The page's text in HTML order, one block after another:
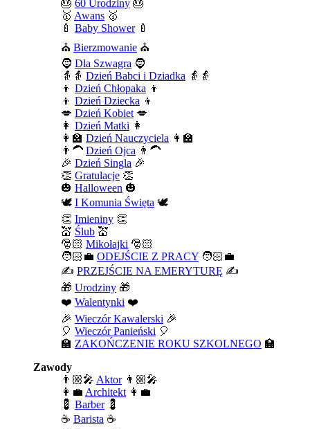
🎂 60 Urodziny 🎂
🥇 Awans 🥇
🍼 Baby Shower🍼
⛪ Bierzmowanie ⛪
🧔 Dla Szwagra 🧔
👵👵 Dzień Babci i Dziadka 👵👵
👦 Dzień Chłopaka 👦
👦 Dzień Dziecka 👦
💋 Dzień Kobiet 💋
👩 Dzień Matki 👩
👩‍🏫 Dzień Nauczyciela 👩‍🏫
👨‍🦱 Dzień Ojca 👨‍🦱
🎉 Dzień Singla 🎉
👏 Gratulacje 👏
🎃 Halloween 🎃
🕊️ I Komunia Święta 🕊️
👏 Imieniny 👏
💒 Ślub 💒
🎅🏻 Mikołajki 🎅🏻
🧑🏻‍💼 ODEJŚCIE Z PRACY 🧑🏻‍💼
✍️ PRZEJŚCIE NA EMERYTURĘ ✍️
🎁 Urodziny 🎁
❤️ Walentynki ❤️
🎉 Wieczór Kawalerski 🎉
🎈 Wieczór Panieński 🎈
🏫 ZAKOŃCZENIE ROKU SZKOLNEGO 🏫
Zawody
👨🏼‍🎤 Aktor👨🏼‍🎤
👩‍💼 Architekt 👩‍💼
💈 Barber💈
☕ Barista ☕